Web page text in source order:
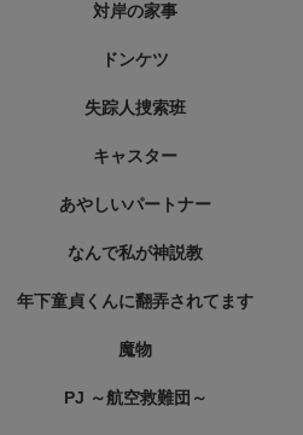
対岸の家事
ドンケツ
失踪人捜索班
キャスター
あやしいパートナー
なんで私が神説教
年下童貞くんに翻弄されてます
魔物
PJ ～航空救難団～